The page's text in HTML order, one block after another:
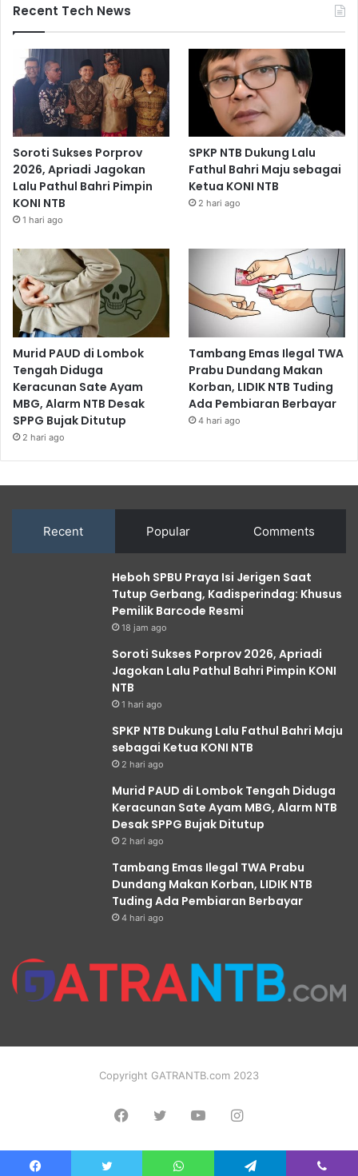
Recent Tech News
Soroti Sukses Porprov
2026, Apriadi Jagokan
Lalu Pathul Bahri Pimpin
KONI NTB
1 hari ago
SPKP NTB Dukung Lalu
Fathul Bahri Maju sebagai
Ketua KONI NTB
2 hari ago
Murid PAUD di Lombok
Tengah Diduga
Keracunan Sate Ayam
MBG, Alarm NTB Desak
SPPG Bujak Ditutup
2 hari ago
Tambang Emas Ilegal TWA
Prabu Dundang Makan
Korban, LIDIK NTB Tuding
Ada Pembiaran Berbayar
4 hari ago
Recent Popular Comments
Heboh SPBU Praya Isi Jerigen Saat
Tutup Gerbang, Kadisperindag: Khusus
Pemilik Barcode Resmi
18 jam ago
Soroti Sukses Porprov 2026, Apriadi
Jagokan Lalu Pathul Bahri Pimpin KONI
NTB
1 hari ago
SPKP NTB Dukung Lalu Fathul Bahri Maju
sebagai Ketua KONI NTB
2 hari ago
Murid PAUD di Lombok Tengah Diduga
Keracunan Sate Ayam MBG, Alarm NTB
Desak SPPG Bujak Ditutup
2 hari ago
Tambang Emas Ilegal TWA Prabu
Dundang Makan Korban, LIDIK NTB
Tuding Ada Pembiaran Berbayar
4 hari ago
Copyright GATRANTB.com 2023
Facebook
TwitterYouTubeInstagram